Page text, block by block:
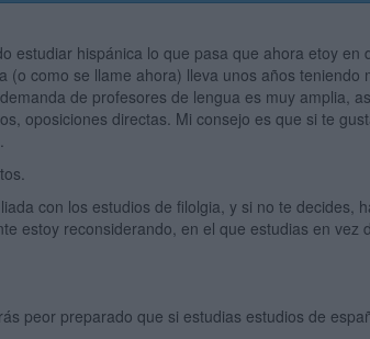
estudiar hispánica lo que pasa que ahora etoy en
(o como se llame ahora) lleva unos años teniendo
de profesores de lengua es muy amplia,
oposiciones directas. Mi consejo es que si te
con los estudios de filolgia, y si no te decides,
estoy reconsiderando, en el que estudias en vez
peor preparado que si estudias estudios de